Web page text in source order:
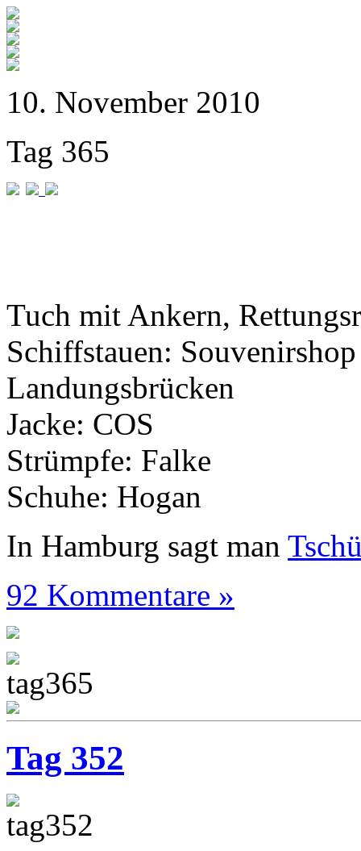
10. November 2010
Tag 365
Tuch mit Ankern,
Schiffstauen:
Landungsbrücken
Jacke: COS
Strümpfe: Falke
Schuhe: Hogan
In Hamburg sagt man
92 Kommentare »
Tag 352